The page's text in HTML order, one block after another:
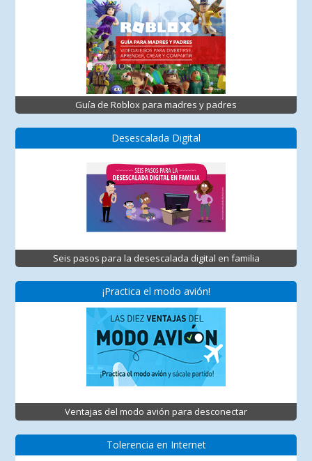
Guía de Roblox para madres y padres
Desescalada Digital
Seis pasos para la desescalada digital en familia
¡Practica el modo avión!
Ventajas del modo avión para desconectar
Tolerencia en Internet